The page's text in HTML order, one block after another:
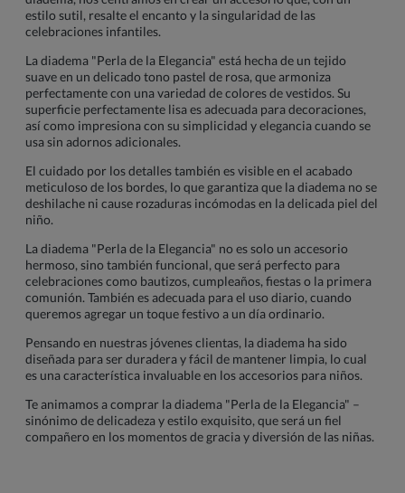
estilo sutil, resalte el encanto y la singularidad de las
celebraciones infantiles.
La diadema "Perla de la Elegancia" está hecha de un tejido
suave en un delicado tono pastel de rosa, que armoniza
perfectamente con una variedad de colores de vestidos. Su
superficie perfectamente lisa es adecuada para decoraciones,
así como impresiona con su simplicidad y elegancia cuando se
usa sin adornos adicionales.
El cuidado por los detalles también es visible en el acabado
meticuloso de los bordes, lo que garantiza que la diadema no se
deshilache ni cause rozaduras incómodas en la delicada piel del
niño.
La diadema "Perla de la Elegancia" no es solo un accesorio
hermoso, sino también funcional, que será perfecto para
celebraciones como bautizos, cumpleaños, fiestas o la primera
comunión. También es adecuada para el uso diario, cuando
queremos agregar un toque festivo a un día ordinario.
Pensando en nuestras jóvenes clientas, la diadema ha sido
diseñada para ser duradera y fácil de mantener limpia, lo cual
es una característica invaluable en los accesorios para niños.
Te animamos a comprar la diadema "Perla de la Elegancia" –
sinónimo de delicadeza y estilo exquisito, que será un fiel
compañero en los momentos de gracia y diversión de las niñas.